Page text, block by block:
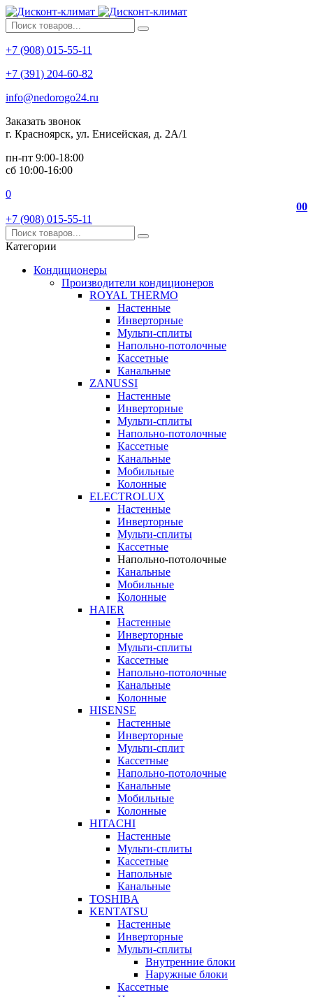
+7 (908) 015-55-11
+7 (391) 204-60-82
info@nedorogo24.ru
Заказать звонок
г. Красноярск, ул. Енисейская, д. 2А/1
пн-пт 9:00-18:00
сб 10:00-16:00
0
00
+7 (908) 015-55-11
Категории
Кондиционеры
Производители кондиционеров
ROYAL THERMO
Настенные
Инверторные
Мульти-сплиты
Напольно-потолочные
Кассетные
Канальные
ZANUSSI
Настенные
Инверторные
Мульти-сплиты
Напольно-потолочные
Кассетные
Канальные
Мобильные
Колонные
ELECTROLUX
Настенные
Инверторные
Мульти-сплиты
Кассетные
Напольно-потолочные
Канальные
Мобильные
Колонные
HAIER
Настенные
Инверторные
Мульти-сплиты
Кассетные
Напольно-потолочные
Канальные
Колонные
HISENSE
Настенные
Инверторные
Мульти-сплит
Кассетные
Напольно-потолочные
Канальные
Мобильные
Колонные
HITACHI
Настенные
Мульти-сплиты
Кассетные
Напольные
Канальные
TOSHIBA
KENTATSU
Настенные
Инверторные
Мульти-сплиты
Внутренние блоки
Наружные блоки
Кассетные